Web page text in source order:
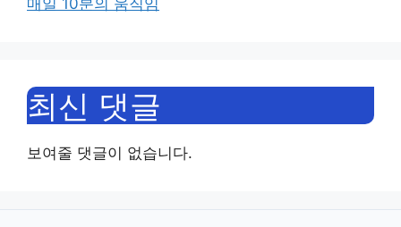
매일 10분의 움직임
최신 댓글
보여줄 댓글이 없습니다.